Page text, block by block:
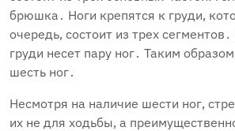
брюшка․ Ноги крепятся к груди‚
очередь‚ состоит из трех
груди несет пару ног․ Таким
шесть ног․
Несмотря на наличие шести ног‚
их не для ходьбы‚ а